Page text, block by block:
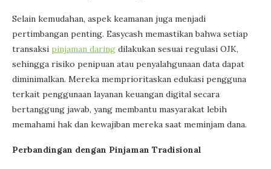
Selain kemudahan, aspek keamanan juga menjadi
pertimbangan penting. Easycash memastikan bahwa setiap
transaksi pinjaman daring dilakukan sesuai regulasi OJK,
sehingga risiko penipuan atau penyalahgunaan data dapat
diminimalkan. Mereka memprioritaskan edukasi pengguna
terkait penggunaan layanan keuangan digital secara
bertanggung jawab, yang membantu masyarakat lebih
memahami hak dan kewajiban mereka saat meminjam dana.
Perbandingan dengan Pinjaman Tradisional